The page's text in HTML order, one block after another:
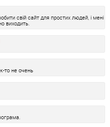
свій сайт для простих людей, і мені
виходить.
то не очень